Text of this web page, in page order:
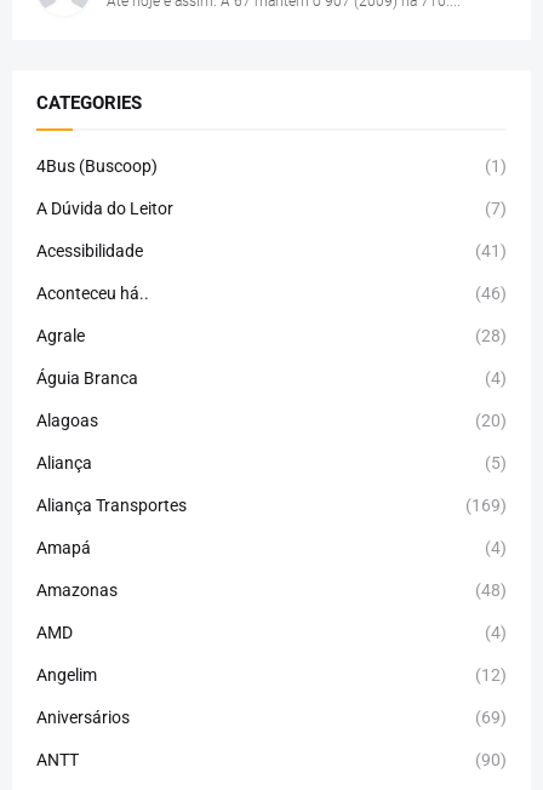
CATEGORIES
4Bus (Buscoop) (1)
A Dúvida do Leitor (7)
Acessibilidade (41)
Aconteceu há.. (46)
Agrale (28)
Águia Branca (4)
Alagoas (20)
Aliança (5)
Aliança Transportes (169)
Amapá (4)
Amazonas (48)
AMD (4)
Angelim (12)
Aniversários (69)
ANTT (90)